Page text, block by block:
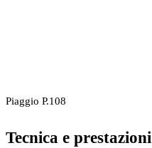
Piaggio P.108
Tecnica e prestazioni